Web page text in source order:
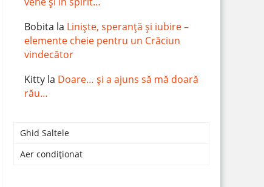
Bobita la Liniște, speranță și iubire –
elemente cheie pentru un Crăciun
vindecător
Kitty la Doare… și a ajuns să mă doară
rău…
Ghid Saltele
Aer condiționat